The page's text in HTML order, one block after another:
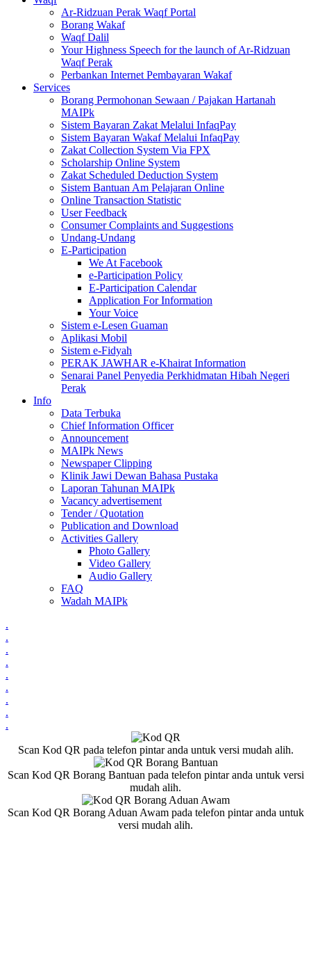
Ar-Ridzuan Perak Waqf Portal
Borang Wakaf
Waqf Dalil
Your Highness Speech for the launch of Ar-Ridzuan
Waqf Perak
Perbankan Internet Pembayaran Wakaf
Services
Borang Permohonan Sewaan / Pajakan Hartanah
MAIPk
Sistem Bayaran Zakat Melalui InfaqPay
Sistem Bayaran Wakaf Melalui InfaqPay
Zakat Collection System Via FPX
Scholarship Online System
Zakat Scheduled Deduction System
Sistem Bantuan Am Pelajaran Online
Online Transaction Statistic
User Feedback
Consumer Complaints and Suggestions
Undang-Undang
E-Participation
We At Facebook
e-Participation Policy
E-Participation Calendar
Application For Information
Your Voice
Sistem e-Lesen Guaman
Aplikasi Mobil
Sistem e-Fidyah
PERAK JAWHAR e-Khairat Information
Senarai Panel Penyedia Perkhidmatan Hibah Negeri
Perak
Info
Data Terbuka
Chief Information Officer
Announcement
MAIPk News
Newspaper Clipping
Klinik Jawi Dewan Bahasa Pustaka
Laporan Tahunan MAIPk
Vacancy advertisement
Tender / Quotation
Publication and Download
Activities Gallery
Photo Gallery
Video Gallery
Audio Gallery
FAQ
Wadah MAIPk
.
.
.
.
.
.
.
.
.
Scan Kod QR pada telefon pintar anda untuk versi mudah alih.
Scan Kod QR Borang Bantuan pada telefon pintar anda untuk versi
mudah alih.
Scan Kod QR Borang Aduan Awam pada telefon pintar anda untuk
versi mudah alih.